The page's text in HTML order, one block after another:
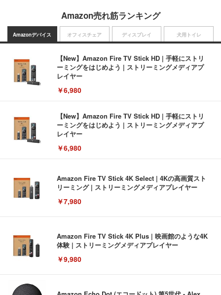
Amazon売れ筋ランキング
Amazonデバイス
【New】Amazon Fire TV Stick HD | 手軽にストリ
ーミングをはじめよう | ストリーミングメディアプ
レイヤー
￥6,980
【New】Amazon Fire TV Stick HD | 手軽にストリ
ーミングをはじめよう | ストリーミングメディアプ
レイヤー
￥6,980
Amazon Fire TV Stick 4K Select | 4Kの高画質スト
リーミング | ストリーミングメディアプレイヤー
￥7,980
Amazon Fire TV Stick 4K Plus | 映画館のような4K
体験 | ストリーミングメディアプレイヤー
￥9,980
オフィスチェア ディスプレイ 犬用トイレ